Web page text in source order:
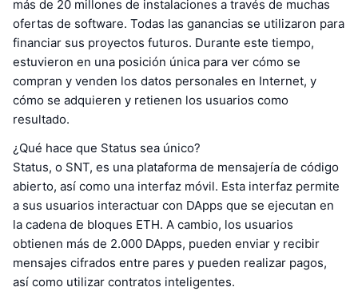
más de 20 millones de instalaciones a través de muchas
ofertas de software. Todas las ganancias se utilizaron para
financiar sus proyectos futuros. Durante este tiempo,
estuvieron en una posición única para ver cómo se
compran y venden los datos personales en Internet, y
cómo se adquieren y retienen los usuarios como
resultado.
¿Qué hace que Status sea único?
Status, o SNT, es una plataforma de mensajería de código
abierto, así como una interfaz móvil. Esta interfaz permite
a sus usuarios interactuar con DApps que se ejecutan en
la cadena de bloques ETH. A cambio, los usuarios
obtienen más de 2.000 DApps, pueden enviar y recibir
mensajes cifrados entre pares y pueden realizar pagos,
así como utilizar contratos inteligentes.